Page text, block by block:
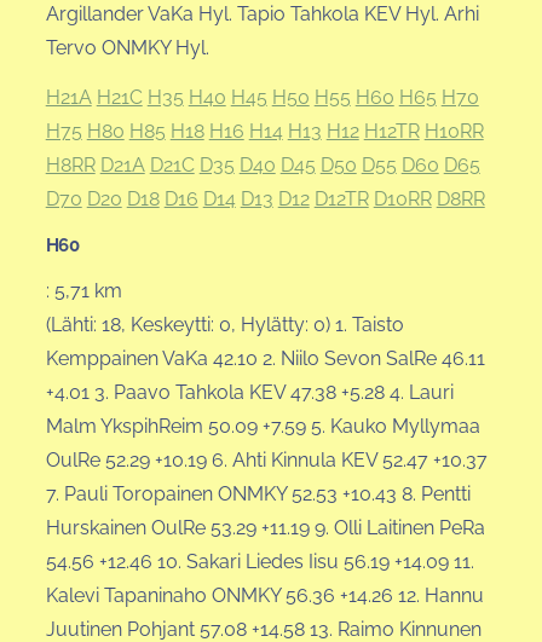
Argillander VaKa Hyl. Tapio Tahkola KEV Hyl. Arhi
Tervo ONMKY Hyl.
H21A H21C H35 H40 H45 H50 H55 H60 H65 H70
H75 H80 H85 H18 H16 H14 H13 H12 H12TR H10RR
H8RR D21A D21C D35 D40 D45 D50 D55 D60 D65
D70 D20 D18 D16 D14 D13 D12 D12TR D10RR D8RR
H60
: 5,71 km
(Lähti: 18, Keskeytti: 0, Hylätty: 0) 1. Taisto
Kemppainen VaKa 42.10 2. Niilo Sevon SalRe 46.11
+4.01 3. Paavo Tahkola KEV 47.38 +5.28 4. Lauri
Malm YkspihReim 50.09 +7.59 5. Kauko Myllymaa
OulRe 52.29 +10.19 6. Ahti Kinnula KEV 52.47 +10.37
7. Pauli Toropainen ONMKY 52.53 +10.43 8. Pentti
Hurskainen OulRe 53.29 +11.19 9. Olli Laitinen PeRa
54.56 +12.46 10. Sakari Liedes Iisu 56.19 +14.09 11.
Kalevi Tapaninaho ONMKY 56.36 +14.26 12. Hannu
Juutinen Pohjant 57.08 +14.58 13. Raimo Kinnunen